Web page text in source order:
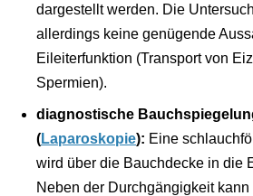
dargestellt werden. Die
allerdings keine genügende
Eileiterfunktion (Transport von
Spermien).
diagnostische
(Laparoskopie): Eine
wird über die Bauchdecke in die
Neben der Durchgängigkeit